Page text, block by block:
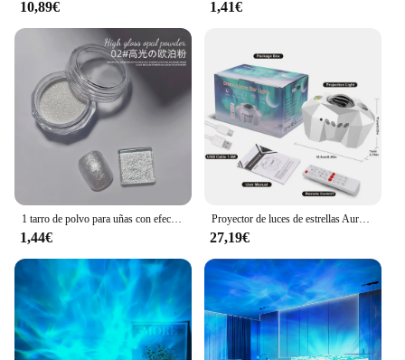
10,89€ 1,41€
1,44€
Proyector de luces de estrellas Aurora Galaxy Moon con Control remoto, lámparas de noche de cielo, regalo para niños y adultos, altavoz de música Bluetooth, decoración del hogar
27,19€